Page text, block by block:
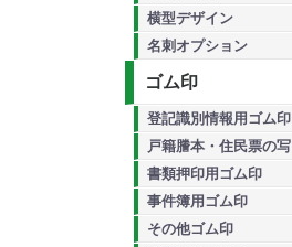
横型デザイン
名刺オプション
ゴム印
登記識別情報用ゴム印
書類押印用ゴム印
事件簿用ゴム印
その他ゴム印